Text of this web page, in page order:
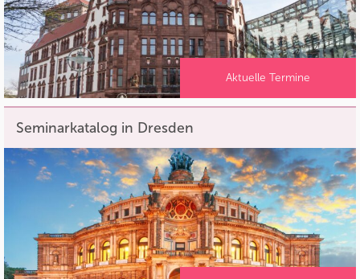
Aktuelle Termine
Seminarkatalog in Dresden